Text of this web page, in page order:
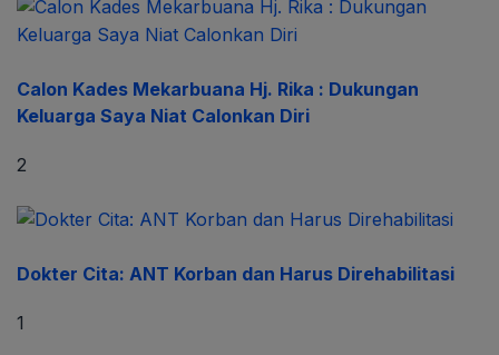
Calon Kades Mekarbuana Hj. Rika : Dukungan
Keluarga Saya Niat Calonkan Diri
2
Dokter Cita: ANT Korban dan Harus Direhabilitasi
1